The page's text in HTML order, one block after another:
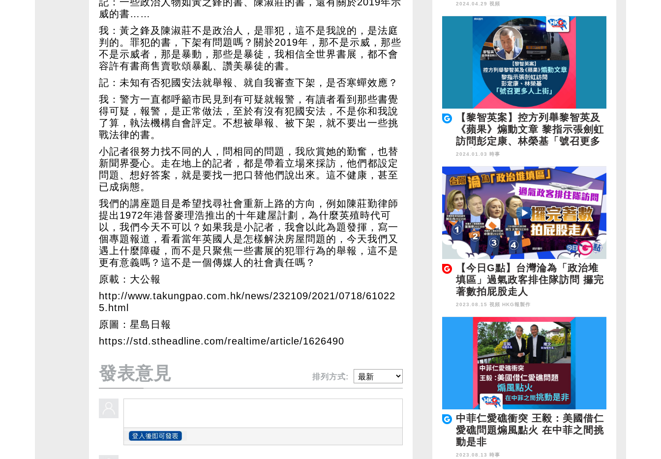
威的書……
我：黃之鋒及陳淑莊不是政治人，是罪犯，這不是我說的，是法庭
判的。罪犯的書，下架有問題嗎？關於2019年，那不是示威，那些
不是示威者，那是暴動，那些是暴徒，我相信全世界書展，都不會
容許有書商售賣歌頌暴亂、讚美暴徒的書。
記：未知有否犯國安法就舉報、就自我審查下架，是否寒蟬效應？
我：警方一直都呼籲市民見到有可疑就報警，有讀者看到那些書覺
得可疑，報警，是正常做法，至於有沒有犯國安法，不是你和我說
了算，執法機構自會評定。不想被舉報、被下架，就不要出一些挑
戰法律的書。
小記者很努力找不同的人，問相同的問題，我欣賞她的勤奮，也替
新聞界憂心。走在地上的記者，都是帶着立場來採訪，他們都設定
問題、想好答案，就是要找一把口替他們說出來。這不健康，甚至
已成病態。
我們的講座題目是希望找尋社會重新上路的方向，例如陳莊勤律師
提出1972年港督麥理浩推出的十年建屋計劃，為什麼英殖時代可
以，我們今天不可以？如果我是小記者，我會以此為題發揮，寫一
個專題報道，看看當年英國人是怎樣解決房屋問題的，今天我們又
遇上什麼障礙，而不是只聚焦一些書展的犯罪行為的舉報，這不是
更有意義嗎？這不是一個傳媒人的社會責任嗎？
原載：大公報
http://www.takungpao.com.hk/news/232109/2021/0718/61022
5.html
原圖：星島日報
https://std.stheadline.com/realtime/article/1626490
發表意見 排列方式:
2024.04.29 視頻
【黎智英案】控方列舉黎智英及
《蘋果》煽動文章 黎指示張劍虹
訪問彭定康、林榮基「號召更多
人上街」
2024.01.03 時事
【今日G點】台灣淪為「政治堆
填區」過氣政客排住隊訪問 攞完
著數拍屁股走人
2023.08.15 視頻 HKG報製作
中菲仁愛礁衝突 王毅：美國借仁
愛礁問題煽風點火 在中菲之間挑
動是非
2023.08.13 時事